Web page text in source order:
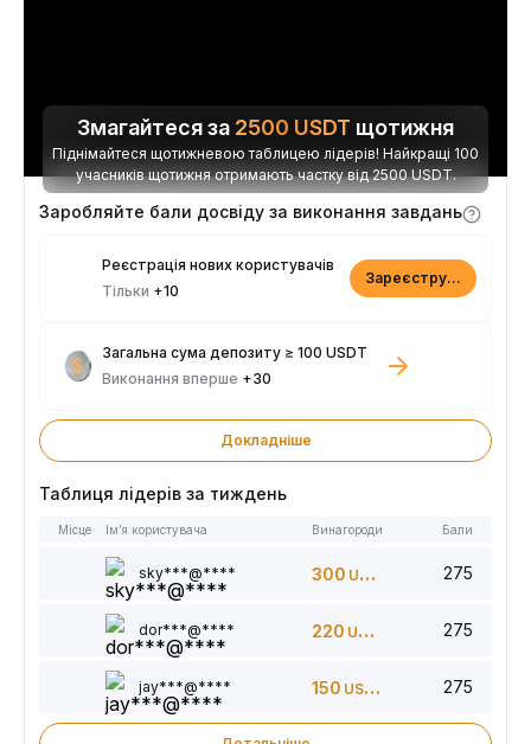
Змагайтеся за 2500 USDT щотижня
Піднімайтеся щотижневою таблицею лідерів! Найкращі 100
учасників щотижня отримають частку від 2500 USDT.
Заробляйте бали досвіду за виконання завдань
Реєстрація нових користувачів
Тільки +10
Зареєструватися
Загальна сума депозиту ≥ 100 USDT
Виконання вперше +30
Докладніше
Таблиця лідерів за тиждень
Місце Ім’я користувача Винагороди Бали
sky***@**** 300 USDT 275
dor***@**** 220 USDT 275
jay***@**** 150 USDT 275